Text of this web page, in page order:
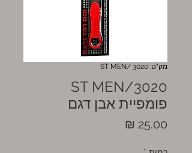
מק"ט: 3020 /ST MEN
3020/ST MEN
פומפיית אבן דגם